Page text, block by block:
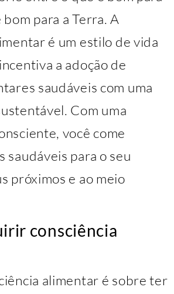
para a Terra. A
é um estilo de vida
a adoção de
saudáveis com uma
Com uma
você come
saudáveis para o seu
próximos e ao meio
consciência
alimentar é sobre ter